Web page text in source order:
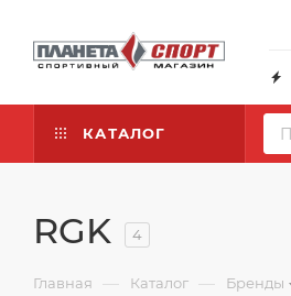
КАТАЛОГ
RGK 4
Главная — Каталог — Бренды